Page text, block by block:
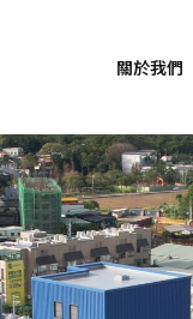
關於我們